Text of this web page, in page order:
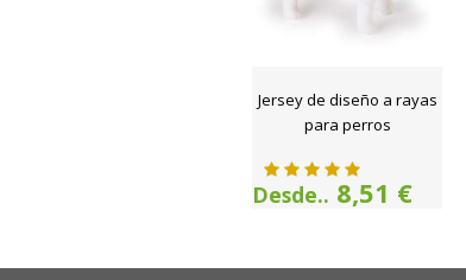
Jersey de diseño a rayas
para perros
Desde.. 8,51 €